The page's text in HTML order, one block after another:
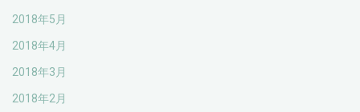
2018年5月
2018年4月
2018年3月
2018年2月